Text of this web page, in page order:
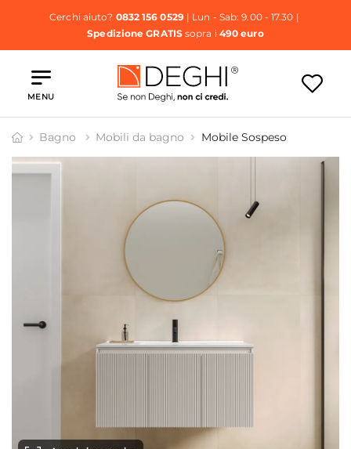
Cerchi aiuto? 0832 156 0529| Lun - Sab: 9.00 - 17.30 |
Spedizione GRATISsopra i 490 euro
MENU
Bagno Mobili da bagno Mobile Sospeso